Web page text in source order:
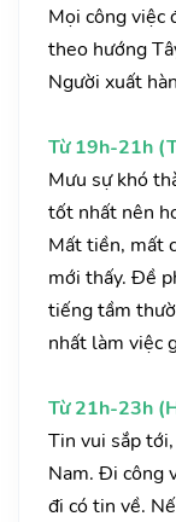
Mọi công việc
theo hướng
Người xuất
Từ 19h-21h
Mưu sự khó
tốt nhất nên
Mất tiền, mất
mới thấy. Đề
tiếng tầm
nhất làm việc
Từ 21h-23h
Tin vui sắp
Nam. Đi công
đi có tin về.